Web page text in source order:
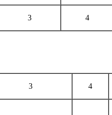
3 4
3 4